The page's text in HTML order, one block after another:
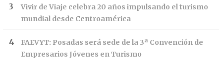
Vivir de Viaje celebra 20 años impulsando el turismo
mundial desde Centroamérica
FAEVYT: Posadas será sede de la 3ª Convención de
Empresarios Jóvenes en Turismo